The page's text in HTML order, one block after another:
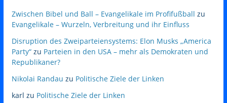
Zwischen Bibel und Ball – Evangelikale im Profifußball zu
Evangelikale – Wurzeln, Verbreitung und ihr Einfluss
Disruption des Zweiparteiensystems: Elon Musks „America
Party“zu Parteien in den USA – mehr als Demokraten und
Republikaner?
Nikolai Randau zu Politische Ziele der Linken
karl zu Politische Ziele der Linken